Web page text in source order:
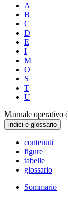
A
B
C
D
E
I
M
O
S
T
U
Manuale operativo
indici e glossario
contenuti
figure
tabelle
glossario
Sommario